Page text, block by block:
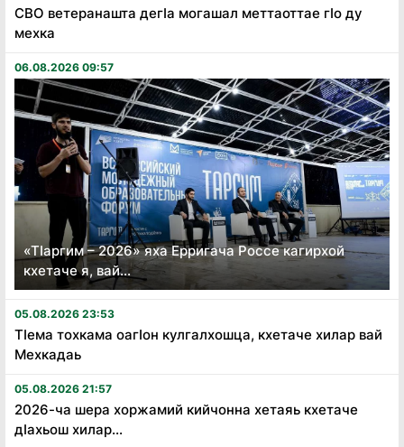
СВО ветеранашта дегӏа могашал меттаоттае гӏо ду
мехка
06.08.2026 09:57
«Тӏаргим – 2026» яха Ерригача Россе кагирхой
кхетаче я, вай...
05.08.2026 23:53
Тӏема тохкама оагӏон кулгалхошца, кхетаче хилар вай
Мехкадаь
05.08.2026 21:57
2026-ча шера хоржамий кийчонна хетаяь кхетаче
дӏахьош хилар...